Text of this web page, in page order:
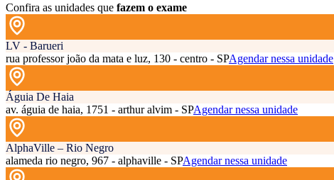
Confira as unidades que fazem o exame
LV - Barueri
rua professor joão da mata e luz, 130 - centro - SPAgendar nessa unidade
Águia De Haia
av. águia de haia, 1751 - arthur alvim - SPAgendar nessa unidade
AlphaVille – Rio Negro
alameda rio negro, 967 - alphaville - SPAgendar nessa unidade